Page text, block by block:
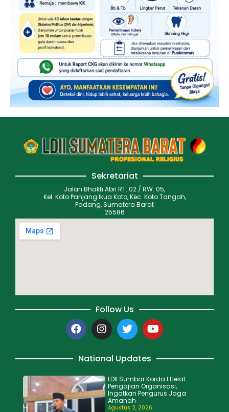
Sekretariat
Jalan Bhakti Abri RT. 02 / RW. 05,
Kel. Koto Panjang Ikua Koto, Kec. Koto Tangah,
Padang, Sumatera Barat
25586
Follow Us
National Updates
LDII Sumbar Korda I Helat
Pengajian Organisasi,
Ingatkan Pengurus Jaga
Amanah
Agustus 2, 2026